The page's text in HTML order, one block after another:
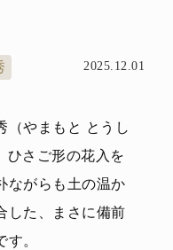
2025.12.01
（やまもと とうし
ひさご形の花入を
ながらも土の温か
した、まさに備前
。